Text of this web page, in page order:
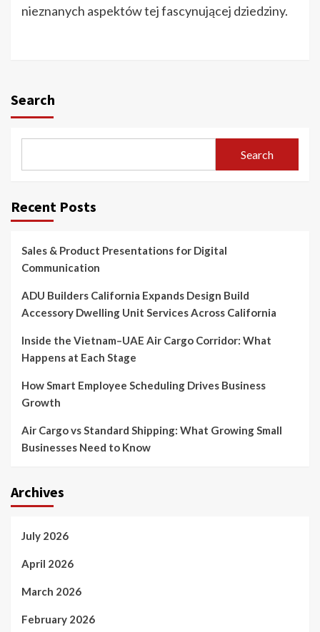
nieznanych aspektów tej fascynującej dziedziny.
Search
Search
Recent Posts
Sales & Product Presentations for Digital
Communication
ADU Builders California Expands Design Build
Accessory Dwelling Unit Services Across California
Inside the Vietnam–UAE Air Cargo Corridor: What
Happens at Each Stage
How Smart Employee Scheduling Drives Business
Growth
Air Cargo vs Standard Shipping: What Growing Small
Businesses Need to Know
Archives
July 2026
April 2026
March 2026
February 2026